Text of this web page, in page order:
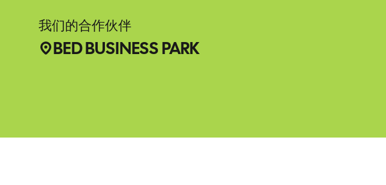
我们的合作伙伴
BED BUSINESS PARK